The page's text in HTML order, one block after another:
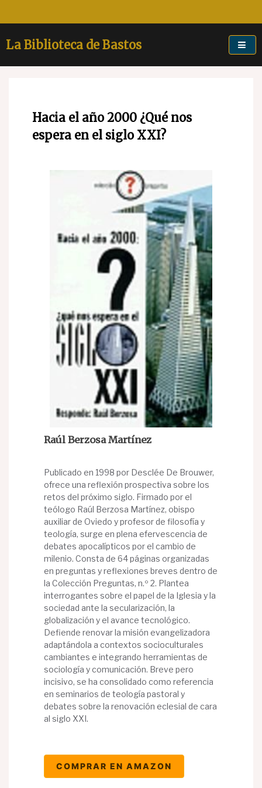
La Biblioteca de Bastos
Hacia el año 2000 ¿Qué nos
espera en el siglo XXI?
Raúl Berzosa Martínez
Publicado en 1998 por Desclée De Brouwer,
ofrece una reflexión prospectiva sobre los
retos del próximo siglo. Firmado por el
teólogo Raúl Berzosa Martínez, obispo
auxiliar de Oviedo y profesor de filosofía y
teología, surge en plena efervescencia de
debates apocalípticos por el cambio de
milenio. Consta de 64 páginas organizadas
en preguntas y reflexiones breves dentro de
la Colección Preguntas, n.º 2. Plantea
interrogantes sobre el papel de la Iglesia y la
sociedad ante la secularización, la
globalización y el avance tecnológico.
Defiende renovar la misión evangelizadora
adaptándola a contextos socioculturales
cambiantes e integrando herramientas de
sociología y comunicación. Breve pero
incisivo, se ha consolidado como referencia
en seminarios de teología pastoral y
debates sobre la renovación eclesial de cara
al siglo XXI.
COMPRAR EN AMAZON